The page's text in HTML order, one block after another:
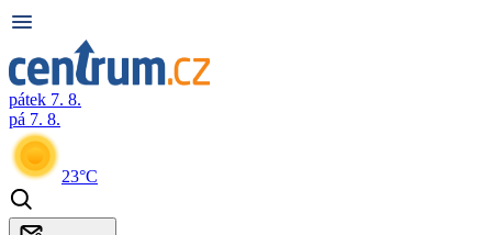
pátek 7. 8.
pá 7. 8.
23°C